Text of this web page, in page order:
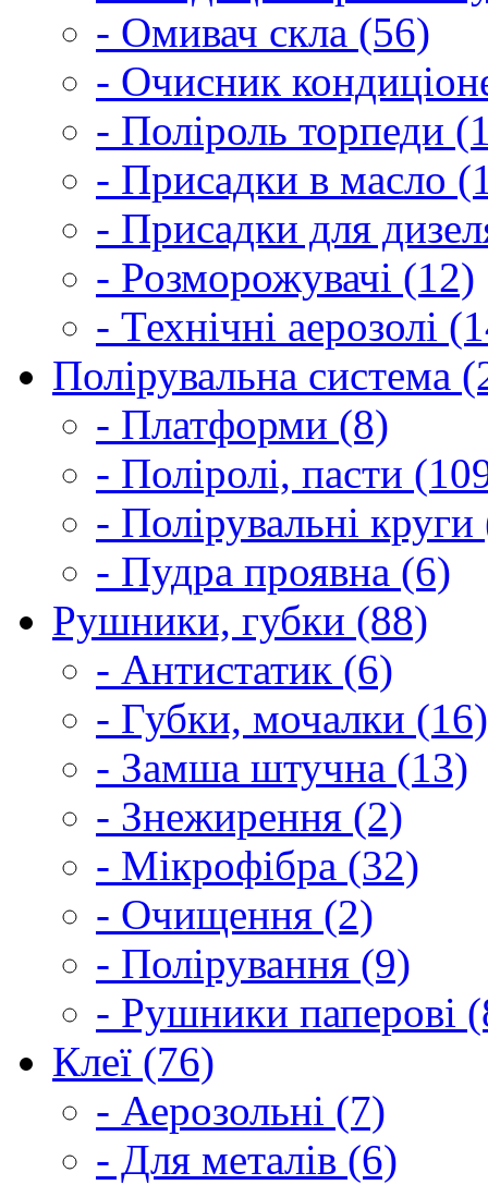
- Омивач скла (56)
- Очисник
- Поліроль торпеди
- Присадки в масло
- Присадки для
- Розморожувачі (12)
- Технічні аерозолі
Полірувальна система
- Платформи (8)
- Поліролі, пасти
- Полірувальні
- Пудра проявна (6)
Рушники, губки (88)
- Антистатик (6)
- Губки, мочалки (16)
- Замша штучна (13)
- Знежирення (2)
- Мікрофібра (32)
- Очищення (2)
- Полірування (9)
- Рушники паперові
Клеї (76)
- Аерозольні (7)
- Для металів (6)